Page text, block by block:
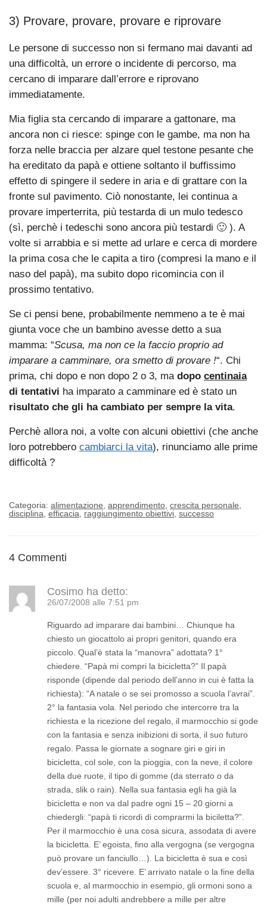
3) Provare, provare, provare e riprovare
Le persone di successo non si fermano mai davanti ad
una difficoltà, un errore o incidente di percorso, ma
cercano di imparare dall’errore e riprovano
immediatamente.
Mia figlia sta cercando di imparare a gattonare, ma
ancora non ci riesce: spinge con le gambe, ma non ha
forza nelle braccia per alzare quel testone pesante che
ha ereditato da papà e ottiene soltanto il buffissimo
effetto di spingere il sedere in aria e di grattare con la
fronte sul pavimento. Ciò nonostante, lei continua a
provare imperterrita, più testarda di un mulo tedesco
(sì, perchè i tedeschi sono ancora più testardi 🙂 ). A
volte si arrabbia e si mette ad urlare e cerca di mordere
la prima cosa che le capita a tiro (compresi la mano e il
naso del papà), ma subito dopo ricomincia con il
prossimo tentativo.
Se ci pensi bene, probabilmente nemmeno a te è mai
giunta voce che un bambino avesse detto a sua
mamma: “Scusa, ma non ce la faccio proprio ad
imparare a camminare, ora smetto di provare !“. Chi
prima, chi dopo e non dopo 2 o 3, ma dopo centinaia
di tentativi ha imparato a camminare ed è stato un
risultato che gli ha cambiato per sempre la vita.
Perchè allora noi, a volte con alcuni obiettivi (che anche
loro potrebbero cambiarci la vita), rinunciamo alle prime
difficoltà ?
Categoria: alimentazione apprendimento crescita personale
disciplina efficacia raggiungimento obiettivi successo
4 Commenti
Cosimo ha detto:
26/07/2008 alle 7:51 pm
Riguardo ad imparare dai bambini… Chiunque ha
chiesto un giocattolo ai propri genitori, quando era
piccolo. Qual’è stata la “manovra” adottata? 1°
chiedere. “Papà mi compri la bicicletta?” Il papà
risponde (dipende dal periodo dell’anno in cui è fatta la
richiesta): “A natale o se sei promosso a scuola l’avrai”.
2° la fantasia vola. Nel periodo che intercorre tra la
richiesta e la ricezione del regalo, il marmocchio si gode
con la fantasia e senza inibizioni di sorta, il suo futuro
regalo. Passa le giornate a sognare giri e giri in
bicicletta, col sole, con la pioggia, con la neve, il colore
della due ruote, il tipo di gomme (da sterrato o da
strada, slik o rain). Nella sua fantasia egli ha già la
bicicletta e non va dal padre ogni 15 – 20 giorni a
chiedergli: “papà ti ricordi di comprarmi la biciletta?”.
Per il marmocchio è una cosa sicura, assodata di avere
la bicicletta. E’ egoista, fino alla vergogna (se vergogna
può provare un fanciullo…). La bicicletta è sua e così
dev’essere. 3° ricevere. E’ arrivato natale o la fine della
scuola e, al marmocchio in esempio, gli ormoni sono a
mille (per noi adulti andrebbere a mille per altre